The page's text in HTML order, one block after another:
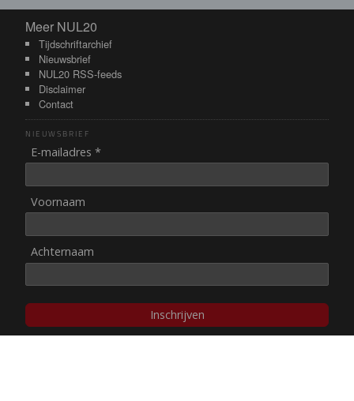
Meer NUL20
Meer NUL20
Tijdschriftarchief
Nieuwsbrief
NUL20 RSS-feeds
Disclaimer
Contact
NIEUWSBRIEF
E-mailadres *
Voornaam
Achternaam
Inschrijven